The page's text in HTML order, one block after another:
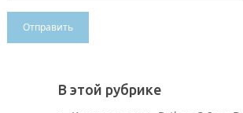
В этой рубрике